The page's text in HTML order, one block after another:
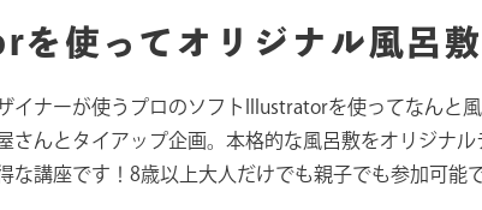
使ってオリジナル風呂
イナーが使うプロのソフトIllustratorを使ってなんと
さんとタイアップ企画。本格的な風呂敷をオリジナ
な講座です！8歳以上大人だけでも親子でも参加可能で